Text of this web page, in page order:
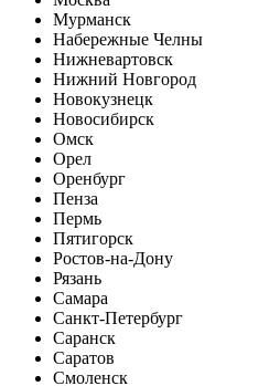
Мурманск
Набережные Челны
Нижневартовск
Нижний Новгород
Новокузнецк
Новосибирск
Омск
Орел
Оренбург
Пенза
Пермь
Пятигорск
Ростов-на-Дону
Рязань
Самара
Санкт-Петербург
Саранск
Саратов
Смоленск